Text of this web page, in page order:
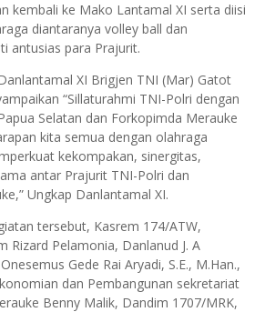
kembali ke Mako Lantamal XI serta diisi
diantaranya volley ball dan
antusias para Prajurit.
XI Brigjen TNI (Mar) Gatot
“Sillaturahmi TNI-Polri dengan
Selatan dan Forkopimda Merauke
kita semua dengan olahraga
kekompakan, sinergitas,
antar Prajurit TNI-Polri dan
Ungkap Danlantamal XI.
tersebut, Kasrem 174/ATW,
Rizard Pelamonia, Danlanud J. A
Gede Rai Aryadi, S.E., M.Han.,
dan Pembangunan sekretariat
Benny Malik, Dandim 1707/MRK,